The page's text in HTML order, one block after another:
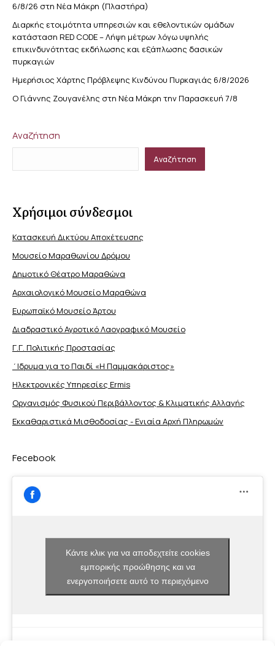
6/8/26 στη Νέα Μάκρη (Πλαστήρα)
Διαρκής ετοιμότητα υπηρεσιών και εθελοντικών ομάδων
κατάσταση RED CODE – Λήψη μέτρων λόγω υψηλής
επικινδυνότητας εκδήλωσης και εξάπλωσης δασικών
πυρκαγιών
Ημερήσιος Χάρτης Πρόβλεψης Κινδύνου Πυρκαγιάς 6/8/2026
Ο Γιάννης Ζουγανέλης στη Νέα Μάκρη την Παρασκευή 7/8
Αναζήτηση
Αναζήτηση
Χρήσιμοι σύνδεσμοι
Κατασκευή Δικτύου Αποχέτευσης
Μουσείο Μαραθωνίου Δρόμου
Δημοτικό Θέατρο Μαραθώνα
Αρχαιολογικό Μουσείο Μαραθώνα
Ευρωπαϊκό Μουσείο Άρτου
Διαδραστικό Αγροτικό Λαογραφικό Μουσείο
Γ.Γ. Πολιτικής Προστασίας
΄Ιδρυμα για το Παιδί «Η Παμμακάριστος»
Ηλεκτρονικές Υπηρεσίες Ermis
Οργανισμός Φυσικού Περιβάλλοντος & Κλιματικής Aλλαγής
Εκκαθαριστικά Μισθοδοσίας - Ενιαία Αρχή Πληρωμών
Fecebook
Κάντε κλικ για να αποδεχτείτε cookies
εμπορικής προώθησης και να
ενεργοποιήσετε αυτό το περιεχόμενο